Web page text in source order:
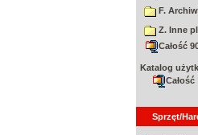
F.
Z. Inne
Całość
Katalog
Całość
Sprzęt/